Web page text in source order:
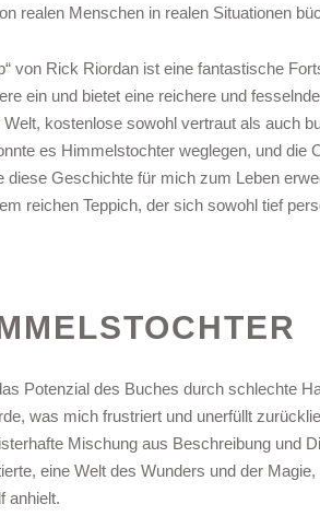
realen Menschen in realen Situationen
von Rick Riordan ist eine fantastische
ein und bietet eine reichere und
Welt, kostenlose sowohl vertraut als auch
es Himmelstochter weglegen, und die
diese Geschichte für mich zum Leben
reichen Teppich, der sich sowohl tief
Potenzial des Buches durch schlechte
was mich frustriert und unerfüllt
Mischung aus Beschreibung und
eine Welt des Wunders und der
anhielt.